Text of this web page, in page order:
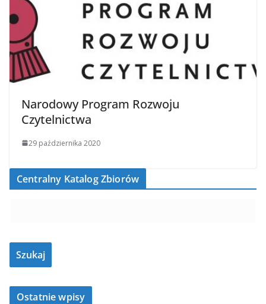
Narodowy Program Rozwoju
Czytelnictwa
29 października 2020
Centralny Katalog Zbiorów
Ostatnie wpisy